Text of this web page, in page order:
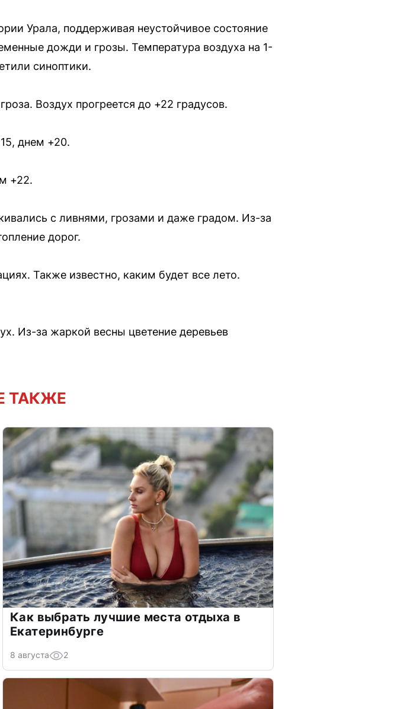
Урала, поддерживая неустойчивое состояние
дожди и грозы. Температура воздуха на 1-
синоптики.
Воздух прогреется до +22 градусов.
днем +20.
+22.
с ливнями, грозами и даже градом. Из-за
дорог.
Также известно, каким будет все лето.
Из-за жаркой весны цветение деревьев
ТАКЖЕ
Как выбрать лучшие места отдыха в
Екатеринбурге
8 августа 2